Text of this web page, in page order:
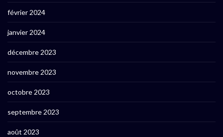
février 2024
janvier 2024
décembre 2023
novembre 2023
octobre 2023
septembre 2023
août 2023